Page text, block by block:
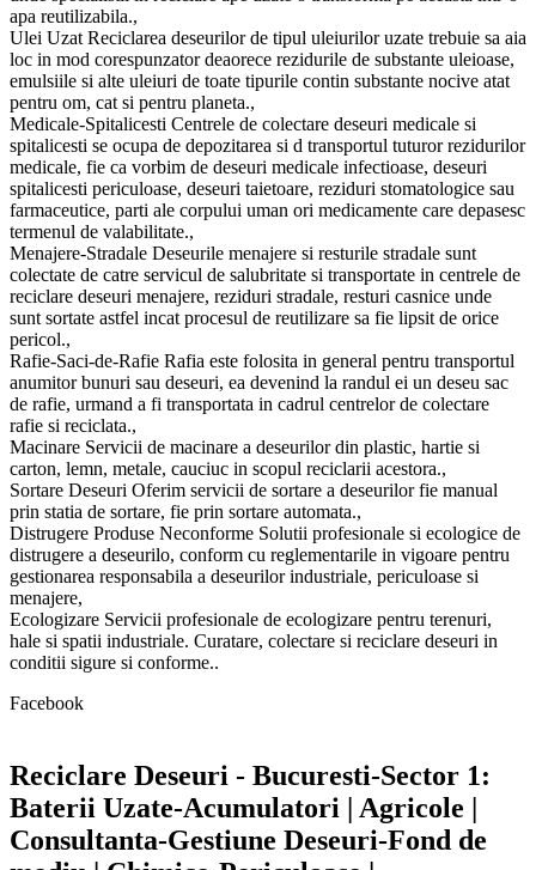
apa reutilizabila.,
Ulei Uzat Reciclarea deseurilor de tipul uleiurilor uzate trebuie sa aia
loc in mod corespunzator deaorece rezidurile de substante uleioase,
emulsiile si alte uleiuri de toate tipurile contin substante nocive atat
pentru om, cat si pentru planeta.,
Medicale-Spitalicesti Centrele de colectare deseuri medicale si
spitalicesti se ocupa de depozitarea si d transportul tuturor rezidurilor
medicale, fie ca vorbim de deseuri medicale infectioase, deseuri
spitalicesti periculoase, deseuri taietoare, reziduri stomatologice sau
farmaceutice, parti ale corpului uman ori medicamente care depasesc
termenul de valabilitate.,
Menajere-Stradale Deseurile menajere si resturile stradale sunt
colectate de catre servicul de salubritate si transportate in centrele de
reciclare deseuri menajere, reziduri stradale, resturi casnice unde
sunt sortate astfel incat procesul de reutilizare sa fie lipsit de orice
pericol.,
Rafie-Saci-de-Rafie Rafia este folosita in general pentru transportul
anumitor bunuri sau deseuri, ea devenind la randul ei un deseu sac
de rafie, urmand a fi transportata in cadrul centrelor de colectare
rafie si reciclata.,
Macinare Servicii de macinare a deseurilor din plastic, hartie si
carton, lemn, metale, cauciuc in scopul reciclarii acestora.,
Sortare Deseuri Oferim servicii de sortare a deseurilor fie manual
prin statia de sortare, fie prin sortare automata.,
Distrugere Produse Neconforme Solutii profesionale si ecologice de
distrugere a deseurilo, conform cu reglementarile in vigoare pentru
gestionarea responsabila a deseurilor industriale, periculoase si
menajere,
Ecologizare Servicii profesionale de ecologizare pentru terenuri,
hale si spatii industriale. Curatare, colectare si reciclare deseuri in
conditii sigure si conforme..
Facebook
Reciclare Deseuri - Bucuresti-Sector 1:
Baterii Uzate-Acumulatori | Agricole |
Consultanta-Gestiune Deseuri-Fond de